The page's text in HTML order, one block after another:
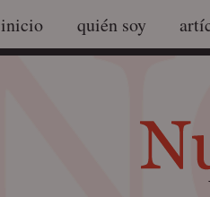
inicio quién soy